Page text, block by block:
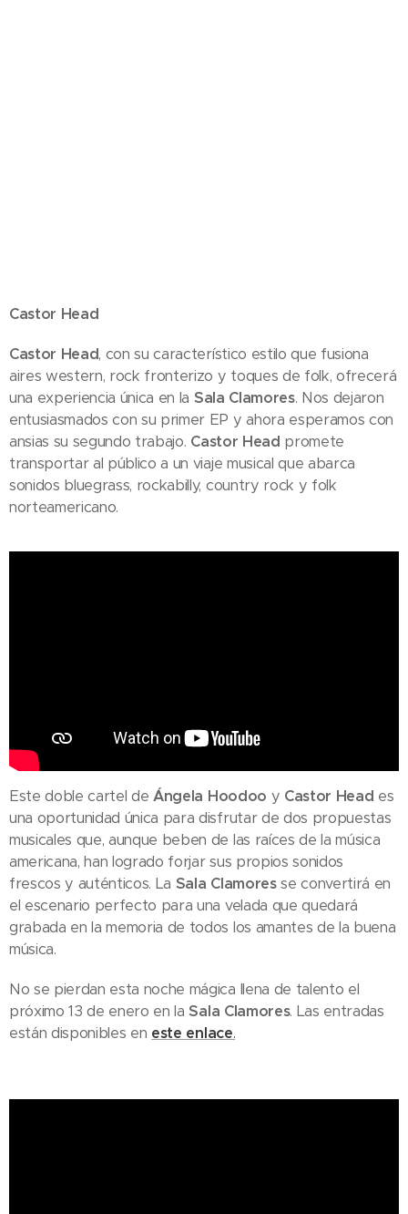
Castor Head
Castor Head, con su característico estilo que fusiona
aires western, rock fronterizo y toques de folk, ofrecerá
una experiencia única en la Sala Clamores. Nos dejaron
entusiasmados con su primer EP y ahora esperamos con
ansias su segundo trabajo. Castor Head promete
transportar al público a un viaje musical que abarca
sonidos bluegrass, rockabilly, country rock y folk
norteamericano.
Este doble cartel de Ángela Hoodoo y Castor Head es
una oportunidad única para disfrutar de dos propuestas
musicales que, aunque beben de las raíces de la música
americana, han logrado forjar sus propios sonidos
frescos y auténticos. La Sala Clamoresse convertirá en
el escenario perfecto para una velada que quedará
grabada en la memoria de todos los amantes de la buena
música.
No se pierdan esta noche mágica llena de talento el
próximo 13 de enero en la Sala Clamores. Las entradas
están disponibles en este enlace.